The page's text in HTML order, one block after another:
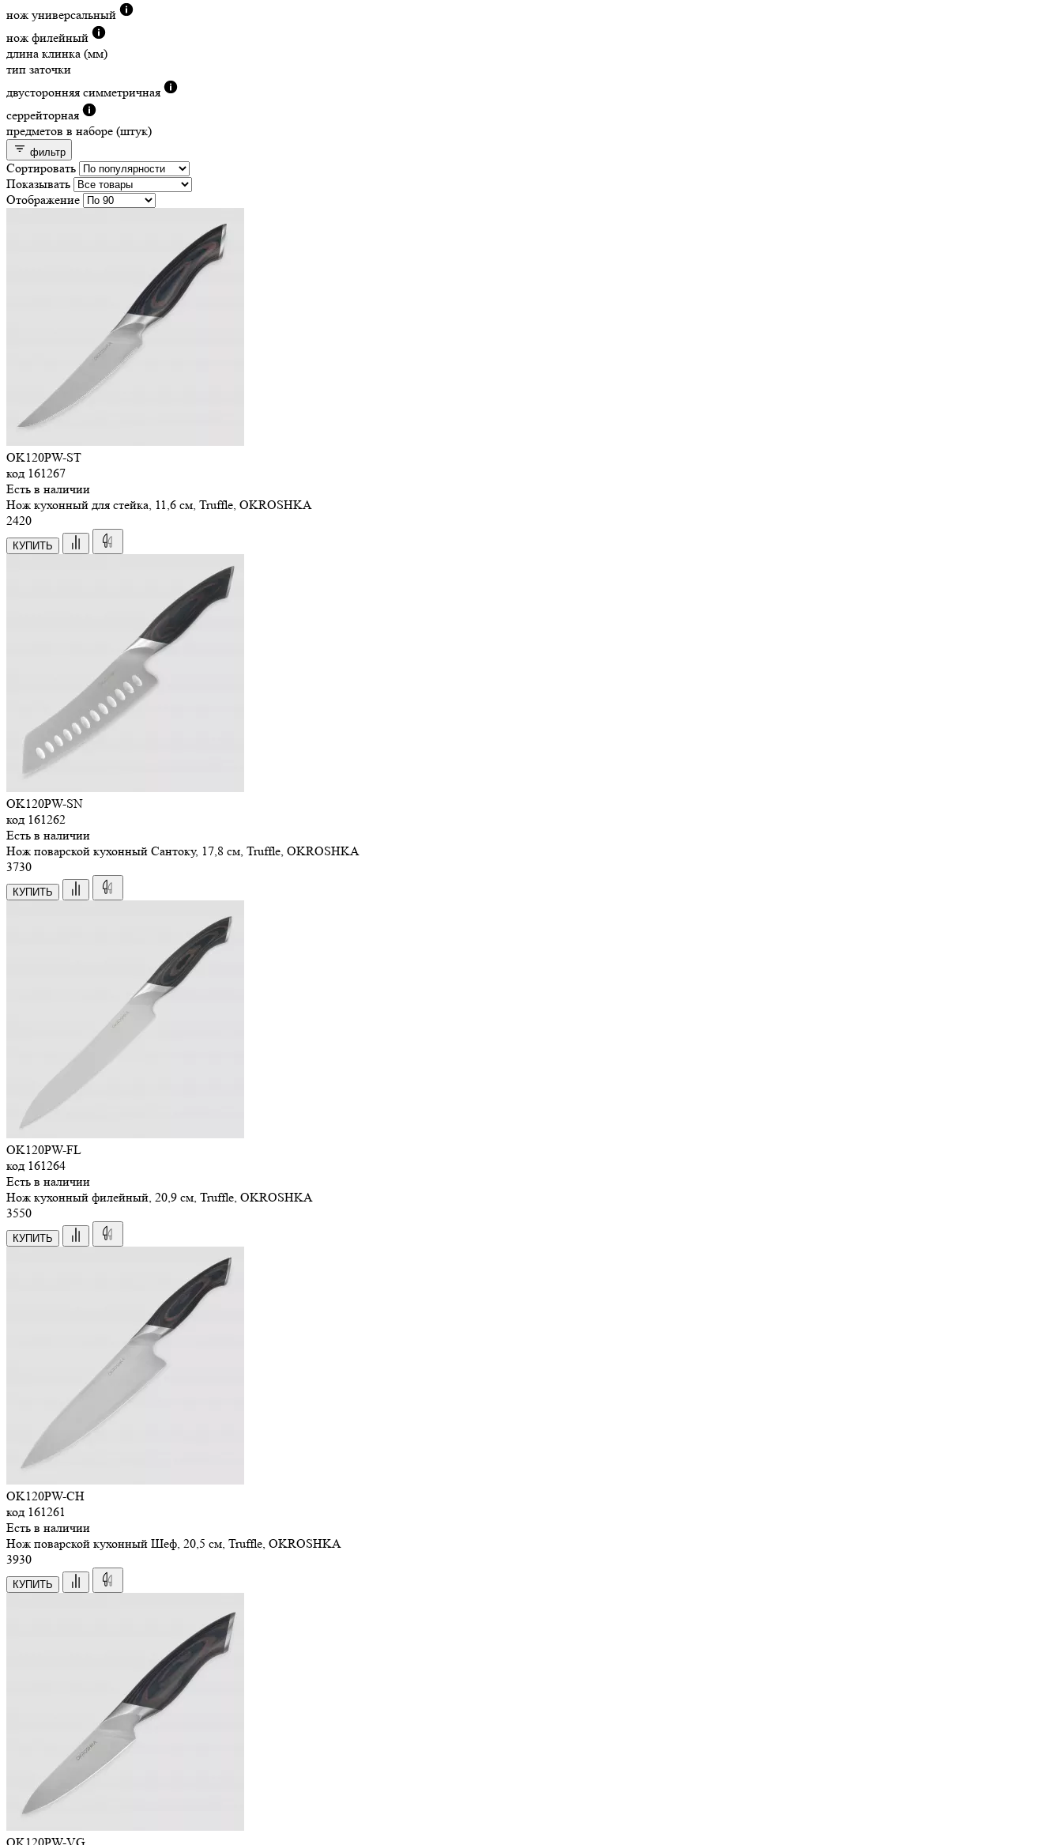
нож универсальный
нож филейный
длина клинка (мм)
тип заточки
двусторонняя симметричная
серрейторная
предметов в наборе (штук)
фильтр
Сортировать
Показывать
Отображение
OK120PW-ST
код 161267
Есть в наличии
Нож кухонный для стейка, 11,6 см, Truffle, OKROSHKA
2420
КУПИТЬ
OK120PW-SN
код 161262
Есть в наличии
Нож поварской кухонный Сантоку, 17,8 см, Truffle, OKROSHKA
3730
КУПИТЬ
OK120PW-FL
код 161264
Есть в наличии
Нож кухонный филейный, 20,9 см, Truffle, OKROSHKA
3550
КУПИТЬ
OK120PW-CH
код 161261
Есть в наличии
Нож поварской кухонный Шеф, 20,5 см, Truffle, OKROSHKA
3930
КУПИТЬ